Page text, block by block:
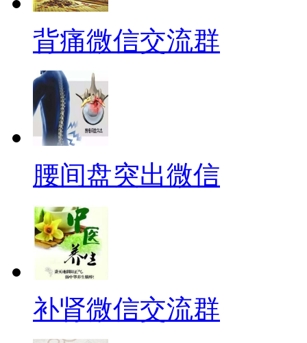
背痛微信交流群
腰间盘突出微信
补肾微信交流群